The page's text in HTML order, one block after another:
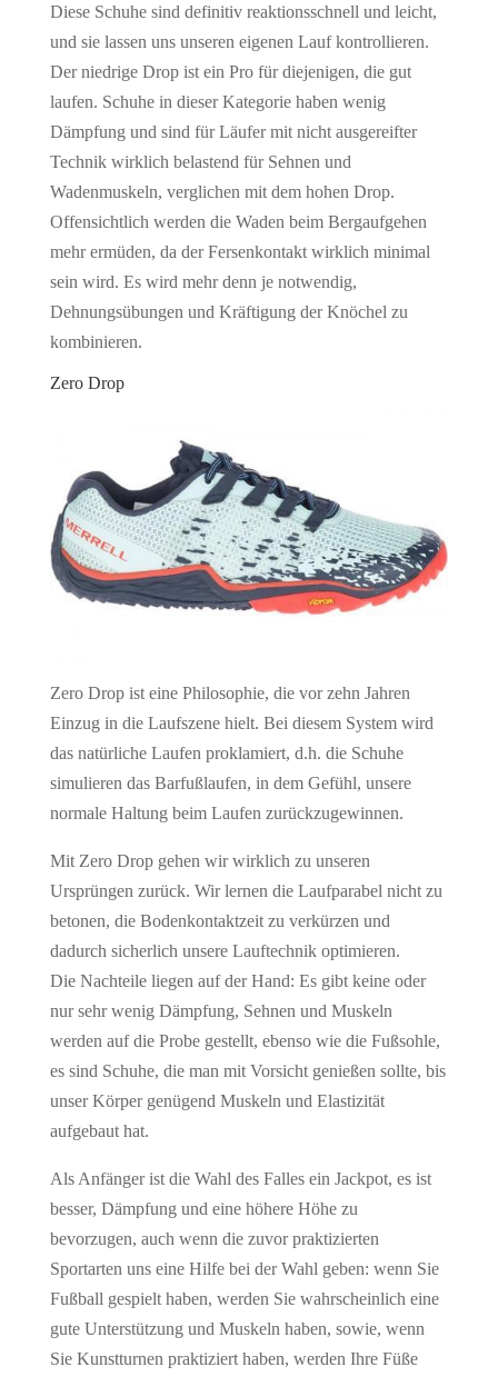
Diese Schuhe sind definitiv reaktionsschnell und leicht,
und sie lassen uns unseren eigenen Lauf kontrollieren.
Der niedrige Drop ist ein Pro für diejenigen, die gut
laufen. Schuhe in dieser Kategorie haben wenig
Dämpfung und sind für Läufer mit nicht ausgereifter
Technik wirklich belastend für Sehnen und
Wadenmuskeln, verglichen mit dem hohen Drop.
Offensichtlich werden die Waden beim Bergaufgehen
mehr ermüden, da der Fersenkontakt wirklich minimal
sein wird. Es wird mehr denn je notwendig,
Dehnungsübungen und Kräftigung der Knöchel zu
kombinieren.
Zero Drop
Zero Drop ist eine Philosophie, die vor zehn Jahren
Einzug in die Laufszene hielt. Bei diesem System wird
das natürliche Laufen proklamiert, d.h. die Schuhe
simulieren das Barfußlaufen, in dem Gefühl, unsere
normale Haltung beim Laufen zurückzugewinnen.
Mit Zero Drop gehen wir wirklich zu unseren
Ursprüngen zurück. Wir lernen die Laufparabel nicht zu
betonen, die Bodenkontaktzeit zu verkürzen und
dadurch sicherlich unsere Lauftechnik optimieren.
Die Nachteile liegen auf der Hand: Es gibt keine oder
nur sehr wenig Dämpfung, Sehnen und Muskeln
werden auf die Probe gestellt, ebenso wie die Fußsohle,
es sind Schuhe, die man mit Vorsicht genießen sollte, bis
unser Körper genügend Muskeln und Elastizität
aufgebaut hat.
Als Anfänger ist die Wahl des Falles ein Jackpot, es ist
besser, Dämpfung und eine höhere Höhe zu
bevorzugen, auch wenn die zuvor praktizierten
Sportarten uns eine Hilfe bei der Wahl geben: wenn Sie
Fußball gespielt haben, werden Sie wahrscheinlich eine
gute Unterstützung und Muskeln haben, sowie, wenn
Sie Kunstturnen praktiziert haben, werden Ihre Füße